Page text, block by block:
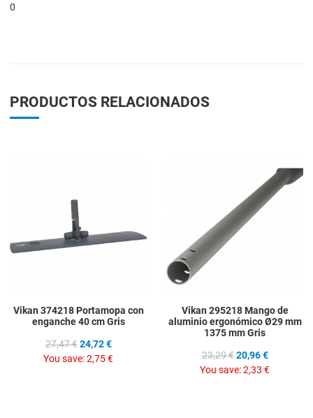
0
PRODUCTOS RELACIONADOS
Vikan 374218 Portamopa con
enganche 40 cm Gris
27,47 € 24,72 €
You save:2,75 €
Vikan 295218 Mango de
aluminio ergonómico Ø29 mm
1375 mm Gris
23,29 € 20,96 €
You save:2,33 €